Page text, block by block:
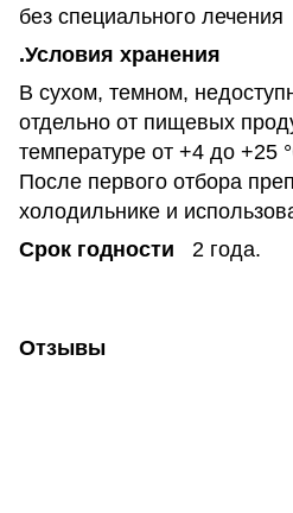
без специального лечения
.Условия хранения
В сухом, темном,
отдельно от пищевых
температуре от +4 до +25
После первого отбора
холодильнике и
Срок годности 2 года.
Отзывы